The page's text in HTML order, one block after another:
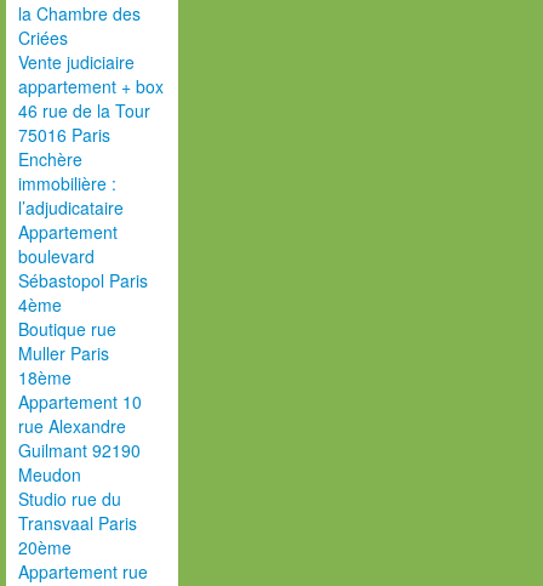
la Chambre des
Criées
Vente judiciaire
appartement + box
46 rue de la Tour
75016 Paris
Enchère
immobilière :
l’adjudicataire
Appartement
boulevard
Sébastopol Paris
4ème
Boutique rue
Muller Paris
18ème
Appartement 10
rue Alexandre
Guilmant 92190
Meudon
Studio rue du
Transvaal Paris
20ème
Appartement rue